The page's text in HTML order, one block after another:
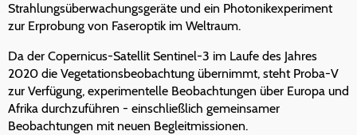
Strahlungsüberwachungsgeräte und ein Photonikexperiment
zur Erprobung von Faseroptik im Weltraum.
Da der Copernicus-Satellit Sentinel-3 im Laufe des Jahres
2020 die Vegetationsbeobachtung übernimmt, steht Proba-V
zur Verfügung, experimentelle Beobachtungen über Europa und
Afrika durchzuführen - einschließlich gemeinsamer
Beobachtungen mit neuen Begleitmissionen.